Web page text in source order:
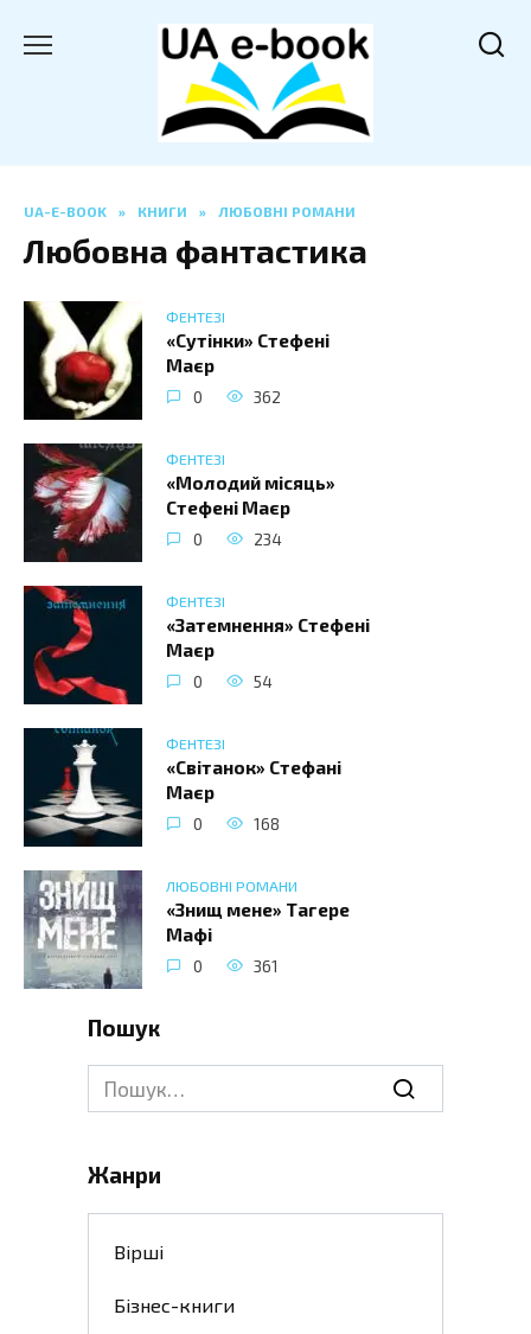
UA-E-BOOK » КНИГИ » ЛЮБОВНІ РОМАНИ
Любовна фантастика
ФЕНТЕЗІ
«Сутінки» Стефені
Маєр
0 362
ФЕНТЕЗІ
«Молодий місяць»
Стефені Маєр
0 234
ФЕНТЕЗІ
«Затемнення» Стефені
Маєр
0 54
ФЕНТЕЗІ
«Світанок» Стефані
Маєр
0 168
ЛЮБОВНІ РОМАНИ
«Знищ мене» Тагере
Мафі
0 361
Пошук
Search
for:
Жанри
Вірші
Бізнес-книги